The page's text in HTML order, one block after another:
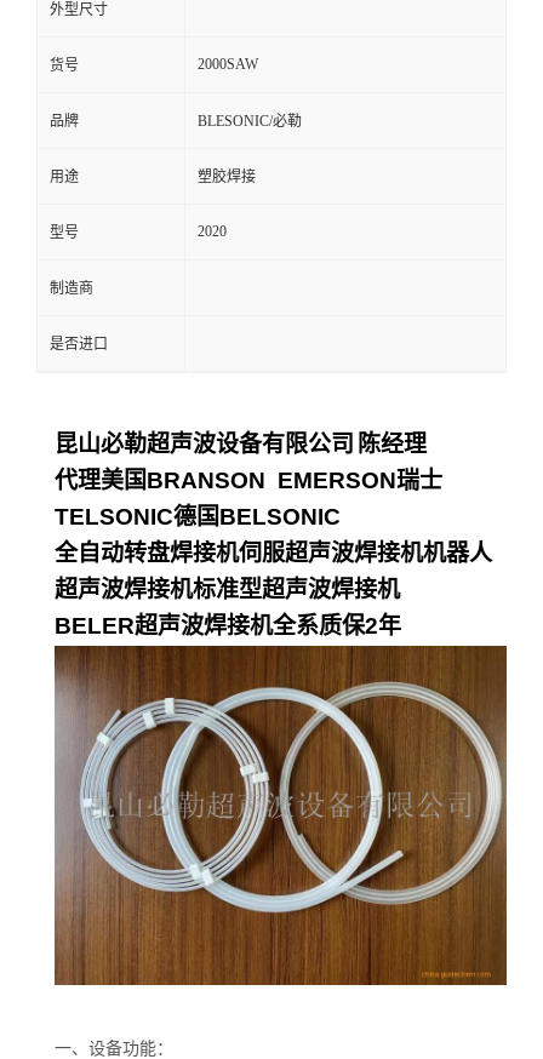
外型尺寸
货号 2000SAW
品牌 BLESONIC/必勒
用途 塑胶焊接
型号 2020
制造商
是否进口
昆山必勒超声波设备有限公司 陈经理
代理美国BRANSON EMERSON瑞士
TELSONIC德国BELSONIC
全自动转盘焊接机伺服超声波焊接机机器人
超声波焊接机标准型超声波焊接机
BELER超声波焊接机全系质保2年
一、设备功能：